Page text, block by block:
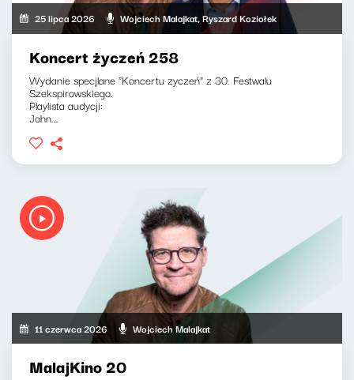
25 lipca 2026 Wojciech Malajkat, Ryszard Koziołek
Koncert życzeń 258
Wydanie specjlane "Koncertu zyczeń" z 30. Festwalu
Szekspirowskiego.
Playlista audycji:
John...
11 czerwca 2026 Wojciech Malajkat
MalajKino 20